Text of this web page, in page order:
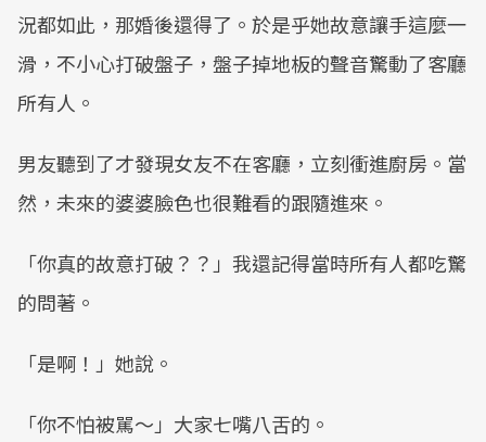
況都如此，那婚後還得了。於是乎她故意讓手這麼一
滑，不小心打破盤子，盤子掉地板的聲音驚動了客廳
所有人。
男友聽到了才發現女友不在客廳，立刻衝進廚房。當
然，未來的婆婆臉色也很難看的跟隨進來。
「你真的故意打破？？」我還記得當時所有人都吃驚
的問著。
「是啊！」她說。
「你不怕被駡～」大家七嘴八舌的。